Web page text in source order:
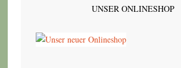
UNSER ONLINESHOP